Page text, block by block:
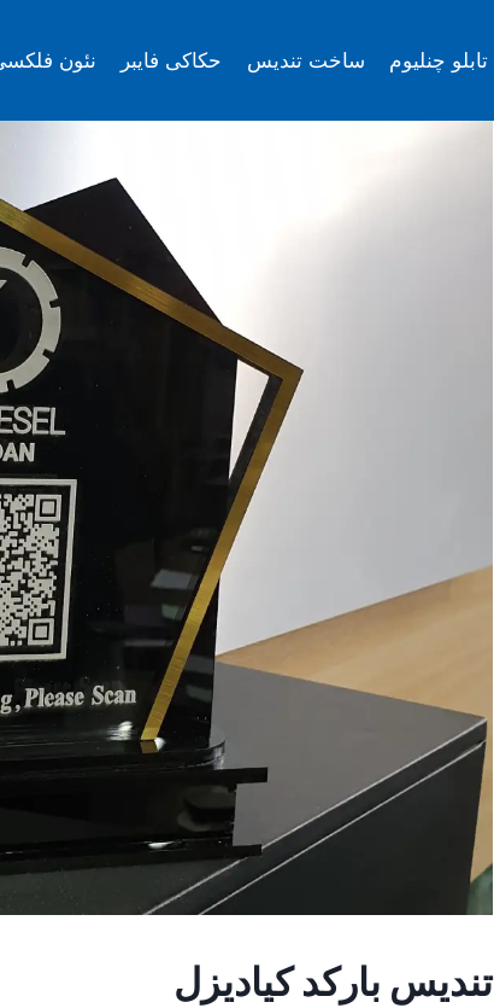
تابلو چنلیوم ساخت تندیس حکاکی فایبر نئون
تندیس بارکد کیادیزل